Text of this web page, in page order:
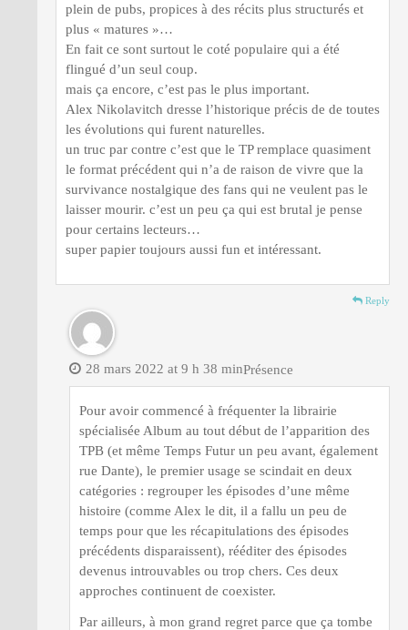
plein de pubs, propices à des récits plus structurés et
plus « matures »…
En fait ce sont surtout le coté populaire qui a été
flingué d’un seul coup.
mais ça encore, c’est pas le plus important.
Alex Nikolavitch dresse l’historique précis de de toutes
les évolutions qui furent naturelles.
un truc par contre c’est que le TP remplace quasiment
le format précédent qui n’a de raison de vivre que la
survivance nostalgique des fans qui ne veulent pas le
laisser mourir. c’est un peu ça qui est brutal je pense
pour certains lecteurs…
super papier toujours aussi fun et intéressant.
Reply
Présence
28 mars 2022 at 9 h 38 min
Pour avoir commencé à fréquenter la librairie
spécialisée Album au tout début de l’apparition des
TPB (et même Temps Futur un peu avant, également
rue Dante), le premier usage se scindait en deux
catégories : regrouper les épisodes d’une même
histoire (comme Alex le dit, il a fallu un peu de
temps pour que les récapitulations des épisodes
précédents disparaissent), rééditer des épisodes
devenus introuvables ou trop chers. Ces deux
approches continuent de coexister.
Par ailleurs, à mon grand regret parce que ça tombe